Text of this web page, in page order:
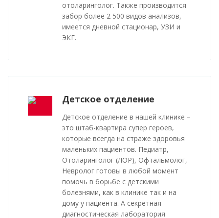
отоларинголог. Также производится
забор более 2 500 видов анализов,
имеется дневной стационар, УЗИ и
ЭКГ.
Детское отделение
Детское отделение в нашей клинике –
это штаб-квартира супер героев,
которые всегда на страже здоровья
маленьких пациентов. Педиатр,
Отоларинголог (ЛОР), Офтальмолог,
Невролог готовы в любой момент
помочь в борьбе с детскими
болезнями, как в клинике так и на
дому у пациента. А секретная
диагностическая лаборатория